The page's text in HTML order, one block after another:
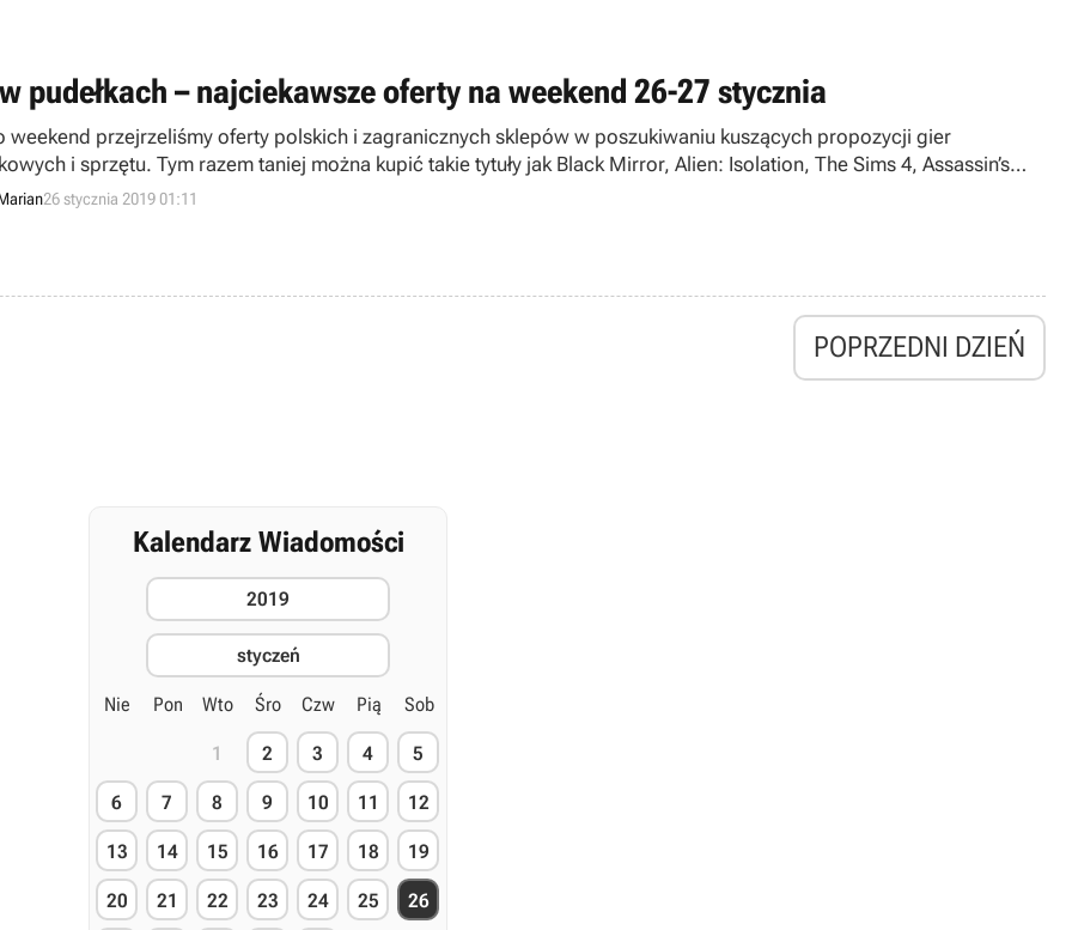
pudełkach – najciekawsze oferty na weekend 26-27 stycznia
weekend przejrzeliśmy oferty polskich i zagranicznych sklepów w poszukiwaniu kuszących propozycji gier
i sprzętu. Tym razem taniej można kupić takie tytuły jak Black Mirror, Alien: Isolation, The Sims 4, Assassin’s
Devil May Cry oraz Dead Rising 4.
26 stycznia 2019 01:11
POPRZEDNI DZIEŃ
Kalendarz Wiadomości
2019
styczeń
Nie Pon Wto Śro Czw Pią Sob
1 2 3 4 5
6 7 8 9 10 11 12
13 14 15 16 17 18 19
20 21 22 23 24 25 26